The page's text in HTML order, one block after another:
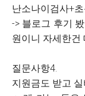
난소나이검사+
-> 블로그 후기
원이니 자세한건
질문사항4.
지원금도 받고